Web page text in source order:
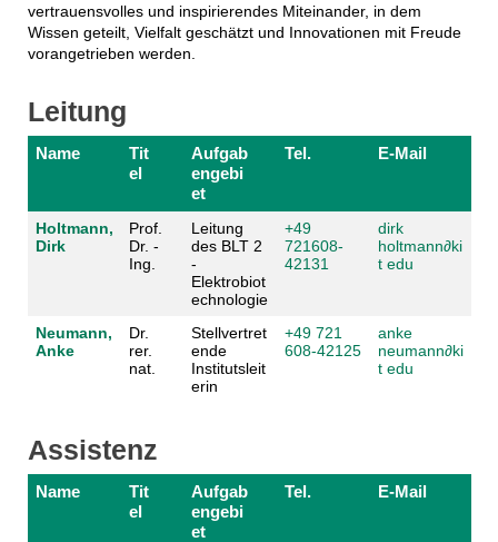
vertrauensvolles und inspirierendes Miteinander, in dem
Wissen geteilt, Vielfalt geschätzt und Innovationen mit Freude
vorangetrieben werden.
Leitung
Name
Tit
el
Aufgab
engebi
et
Tel. E-Mail
Holtmann,
Dirk
Prof.
Dr. -
Ing.
Leitung
des BLT 2
-
Elektrobiot
echnologie
+49
721608-
42131
dirk
holtmann∂ki
t edu
Neumann,
Anke
Dr.
rer.
nat.
Stellvertret
ende
Institutsleit
erin
+49 721
608-42125
anke
neumann∂ki
t edu
Assistenz
Name
Tit
el
Aufgab
engebi
et
Tel. E-Mail